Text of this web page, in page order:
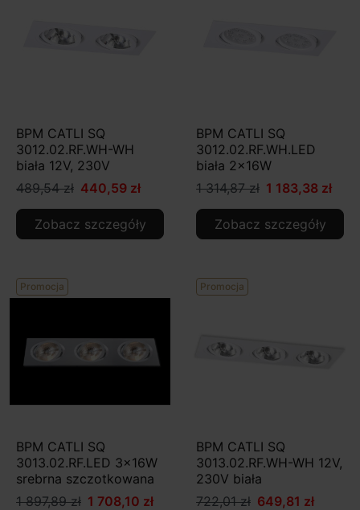
BPM CATLI SQ
3012.02.RF.WH-WH
biała 12V, 230V
489,54 zł 440,59 zł
Zobacz szczegóły
BPM CATLI SQ
3012.02.RF.WH.LED
biała 2x16W
1 314,87 zł 1 183,38 zł
Zobacz szczegóły
Promocja
BPM CATLI SQ
3013.02.RF.LED 3x16W
srebrna szczotkowana
1 897,89 zł 1 708,10 zł
Promocja
BPM CATLI SQ
3013.02.RF.WH-WH 12V,
230V biała
722,01 zł 649,81 zł